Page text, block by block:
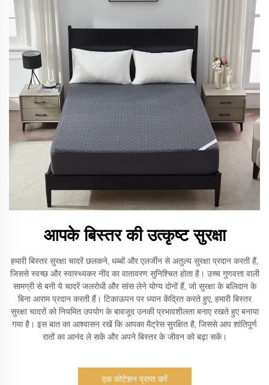
आपके बिस्तर की उत्कृष्ट सुरक्षा
हमारी बिस्तर सुरक्षा चादरें छलकने, धब्बों और एलर्जीन से अतुल्य सुरक्षा प्रदान करती हैं,
जिससे स्वच्छ और स्वास्थ्यकर नींद का वातावरण सुनिश्चित होता है। उच्च गुणवत्ता वाली
सामग्री से बनी ये चादरें जलरोधी और सांस लेने योग्य दोनों हैं, जो सुरक्षा के बलिदान के
बिना आराम प्रदान करती हैं। टिकाऊपन पर ध्यान केंद्रित करते हुए, हमारी बिस्तर
सुरक्षा चादरों को नियमित उपयोग के बावजूद उनकी प्रभावशीलता बनाए रखते हुए बनाया
गया है। इस बात का आश्वासन रखें कि आपका मैट्रेस सुरक्षित है, जिससे आप शांतिपूर्ण
रातों का आनंद ले सकें और अपने बिस्तर के जीवन को बढ़ा सकें।
एक कोटेशन प्राप्त करें